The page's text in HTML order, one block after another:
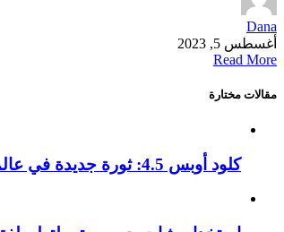
Dana
أغسطس 5, 2023
Read More
مقالات مختارة
كلود أوبس 4.5: ثورة جديدة في عالم الذكاء الاصطناعي التوليدي